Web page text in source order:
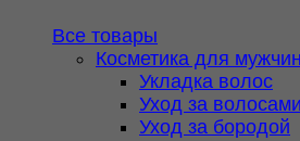
Все товары
Косметика для мужчин
Укладка волос
Уход за волосами
Уход за бородой